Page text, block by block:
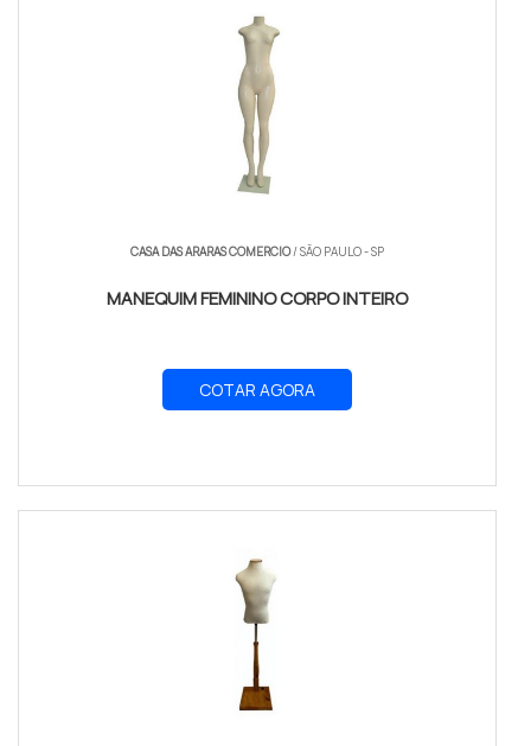
CASA DAS ARARAS COMERCIO/ SÃO PAULO - SP
MANEQUIM FEMININO CORPO INTEIRO
COTAR AGORA